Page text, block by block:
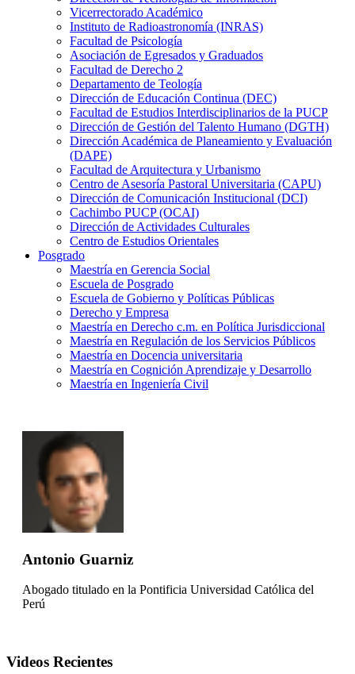
Vicerrectorado Académico
Instituto de Radioastronomía (INRAS)
Facultad de Psicología
Asociación de Egresados y Graduados
Facultad de Derecho 2
Departamento de Teología
Dirección de Educación Continua (DEC)
Facultad de Estudios Interdisciplinarios de la PUCP
Dirección de Gestión del Talento Humano (DGTH)
Dirección Académica de Planeamiento y Evaluación
(DAPE)
Facultad de Arquitectura y Urbanismo
Centro de Asesoría Pastoral Universitaria (CAPU)
Dirección de Comunicación Institucional (DCI)
Cachimbo PUCP (OCAI)
Dirección de Actividades Culturales
Centro de Estudios Orientales
Posgrado
Maestría en Gerencia Social
Escuela de Posgrado
Escuela de Gobierno y Políticas Públicas
Derecho y Empresa
Maestría en Derecho c.m. en Política Jurisdiccional
Maestría en Regulación de los Servicios Públicos
Maestría en Docencia universitaria
Maestría en Cognición Aprendizaje y Desarrollo
Maestría en Ingeniería Civil
Antonio Guarniz
Abogado titulado en la Pontificia Universidad Católica del
Perú
Videos Recientes